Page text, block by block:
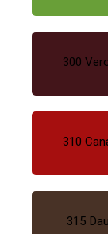
300
310
315